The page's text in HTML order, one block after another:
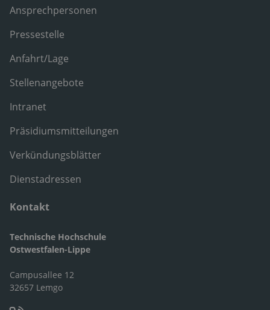
Ansprechpersonen
Pressestelle
Anfahrt/Lage
Stellenangebote
Intranet
Präsidiumsmitteilungen
Verkündungsblätter
Dienstadressen
Kontakt
Technische Hochschule
Ostwestfalen-Lippe
Campusallee 12
32657 Lemgo